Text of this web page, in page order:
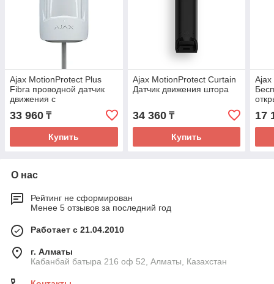
Ajax MotionProtect Plus
Fibra проводной датчик
движения с
дополнительным
микроволновым сенсором
K-диапазона
33 960 ₸
Купить
Ajax MotionProtect Curtain
Датчик движения штора
34 360₸
Купить
Ajax
17
О нас
Рейтинг не сформирован
Менее 5 отзывов за последний год
Работает с 21.04.2010
г. Алматы
Кабанбай батыра 216 оф 52, Алматы, Казахстан